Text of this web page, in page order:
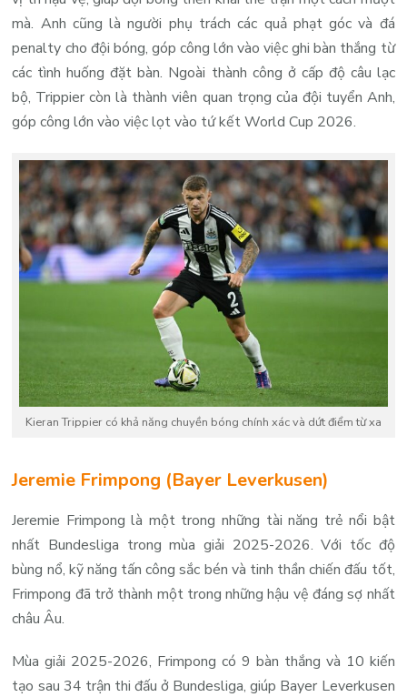
mà. Anh cũng là người phụ trách các quả phạt góc và đá
penalty cho đội bóng, góp công lớn vào việc ghi bàn thắng từ
các tình huống đặt bàn. Ngoài thành công ở cấp độ câu lạc
bộ, Trippier còn là thành viên quan trọng của đội tuyển Anh,
góp công lớn vào việc lọt vào tứ kết World Cup 2026.
Kieran Trippier có khả năng chuyền bóng chính xác và dứt điểm từ xa
Jeremie Frimpong (Bayer Leverkusen)
Jeremie Frimpong là một trong những tài năng trẻ nổi bật
nhất Bundesliga trong mùa giải 2025-2026. Với tốc độ
bùng nổ, kỹ năng tấn công sắc bén và tinh thần chiến đấu tốt,
Frimpong đã trở thành một trong những hậu vệ đáng sợ nhất
châu Âu.
Mùa giải 2025-2026, Frimpong có 9 bàn thắng và 10 kiến
tạo sau 34 trận thi đấu ở Bundesliga, giúp Bayer Leverkusen